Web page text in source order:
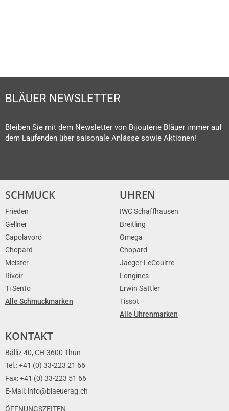
BLÄUER NEWSLETTER
Bleiben Sie mit dem Newsletter von Bijouterie Bläuer immer auf
dem Laufenden über saisonale Anlässe sowie Aktionen!
SCHMUCK
Frieden
Gellner
Capolavoro
Chopard
Meister
Rivoir
Ti Sento
Alle Schmuckmarken
UHREN
IWC Schaffhausen
Breitling
Omega
Chopard
Jaeger-LeCoultre
Longines
Erwin Sattler
Tissot
Alle Uhrenmarken
KONTAKT
Bälliz 40, CH-3600 Thun
Tel.: +41 (0) 33-223 21 66
Fax: +41 (0) 33-223 51 66
E-Mail: info@blaeuerag.ch
ÖFFNUNGSZEITEN